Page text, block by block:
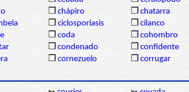
❒ chápiro ❒ chatarra
❒ ciclosporiasis ❒ cilanco
❒ coda ❒ cohombro
❒ condenado ❒ confidente
❒ cornezuelo ❒ corrugar